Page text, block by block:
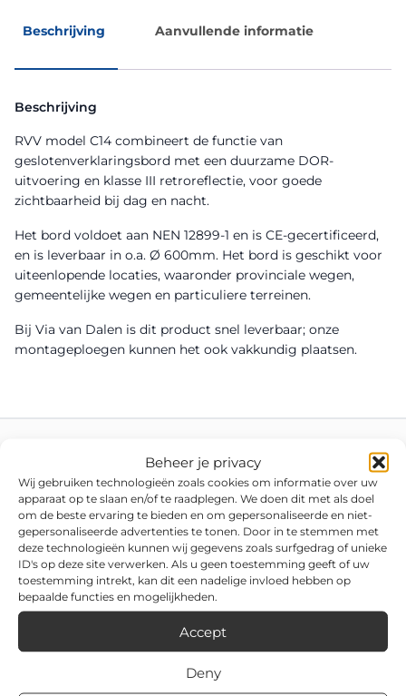
Beheer je privacy
Wij gebruiken technologieën zoals cookies om informatie over uw
apparaat op te slaan en/of te raadplegen. We doen dit met als doel
om de beste ervaring te bieden en om gepersonaliseerde en niet-
gepersonaliseerde advertenties te tonen. Door in te stemmen met
deze technologieën kunnen wij gegevens zoals surfgedrag of unieke
ID's op deze site verwerken. Als u geen toestemming geeft of uw
toestemming intrekt, kan dit een nadelige invloed hebben op
bepaalde functies en mogelijkheden.
Accept
Deny
Beschrijving Aanvullende informatie
Beschrijving
RVV model C14 combineert de functie van
geslotenverklaringsbord met een duurzame DOR-
uitvoering en klasse III retroreflectie, voor goede
zichtbaarheid bij dag en nacht.
Het bord voldoet aan NEN 12899-1 en is CE-gecertificeerd,
en is leverbaar in o.a. Ø 600mm. Het bord is geschikt voor
uiteenlopende locaties, waaronder provinciale wegen,
gemeentelijke wegen en particuliere terreinen.
Bij Via van Dalen is dit product snel leverbaar; onze
montageploegen kunnen het ook vakkundig plaatsen.